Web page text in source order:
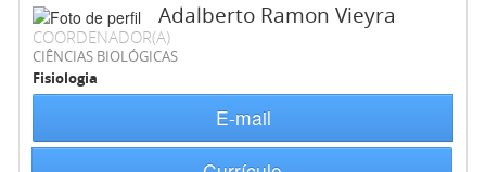
Adalberto Ramon Vieyra
COORDENADOR(A)
CIÊNCIAS BIOLÓGICAS
Fisiologia
E-mail